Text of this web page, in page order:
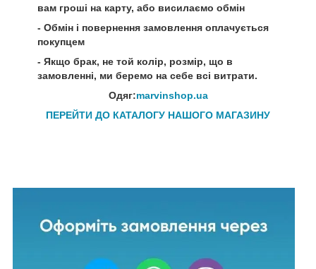
вам гроші на карту, або висилаємо обмін
- Обмін і повернення замовлення оплачується
покупцем
- Якщо брак, не той колір, розмір, що в
замовленні, ми беремо на себе всі витрати.
Одяг:marvinshop.ua
ПЕРЕЙТИ ДО КАТАЛОГУ НАШОГО МАГАЗИНУ